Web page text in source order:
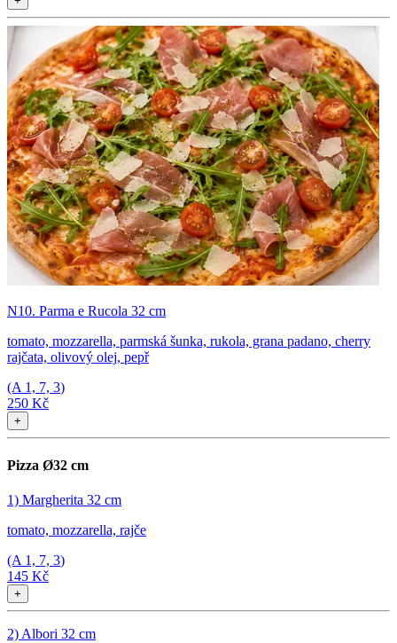
N10. Parma e Rucola 32 cm
tomato, mozzarella, parmská šunka, rukola, grana padano, cherry
rajčata, olivový olej, pepř
(A 1, 7, 3)
250 Kč
+
Pizza Ø32 cm
1) Margherita 32 cm
tomato, mozzarella, rajče
(A 1, 7, 3)
145 Kč
+
2) Albori 32 cm